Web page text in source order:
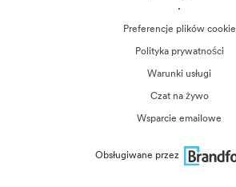
·
Preferencje plików cookie
Polityka prywatności
Warunki usługi
Czat na żywo
Wsparcie emailowe
Obsługiwane przez